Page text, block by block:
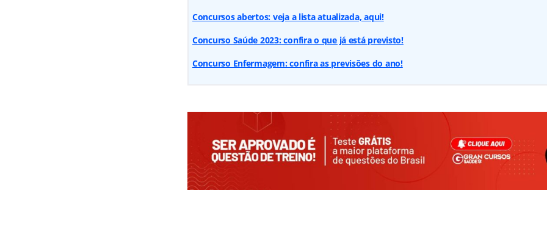
Concursos abertos: veja a lista atualizada, aqui!
Concurso Saúde 2023: confira o que já está previsto!
Concurso Enfermagem: confira as previsões do ano!